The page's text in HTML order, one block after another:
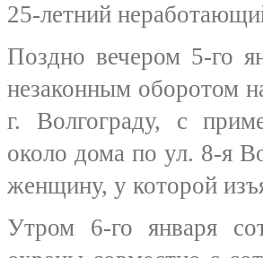
25-летний
Поздно вечером 5-го
незаконным оборотом
г. Волгограду, с
около дома по ул. 8-я
женщину, у которой
Утром 6-го января